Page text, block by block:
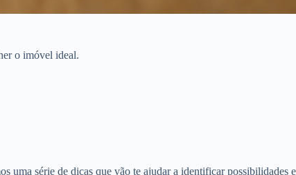
o imóvel ideal.
uma série de dicas que vão te ajudar a identificar possibilidades e